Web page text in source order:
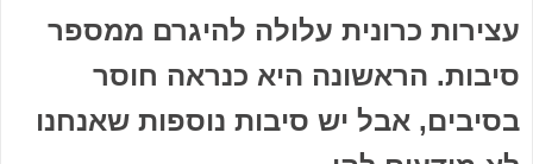
עצירות כרונית עלולה להיגרם ממספר
סיבות. הראשונה היא כנראה חוסר
בסיבים, אבל יש סיבות נוספות שאנחנו